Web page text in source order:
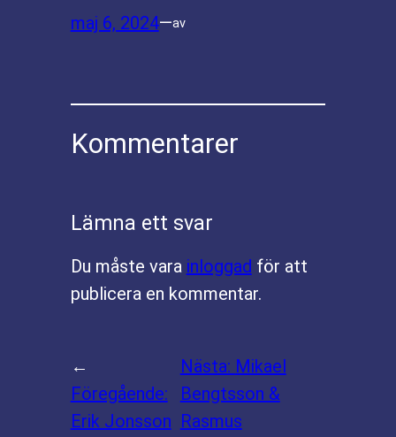
maj 6, 2024—av
Kommentarer
Lämna ett svar
Du måste vara inloggad för att
publicera en kommentar.
←
Föregående:
Erik Jonsson
Nästa: Mikael
Bengtsson &
Rasmus